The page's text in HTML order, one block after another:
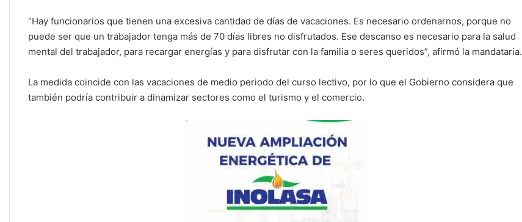
“Hay funcionarios que tienen una excesiva cantidad de días de vacaciones. Es necesario ordenarnos, porque no
puede ser que un trabajador tenga más de 70 días libres no disfrutados. Ese descanso es necesario para la salud
mental del trabajador, para recargar energías y para disfrutar con la familia o seres queridos”, afirmó la mandataria.
La medida coincide con las vacaciones de medio periodo del curso lectivo, por lo que el Gobierno considera que
también podría contribuir a dinamizar sectores como el turismo y el comercio.